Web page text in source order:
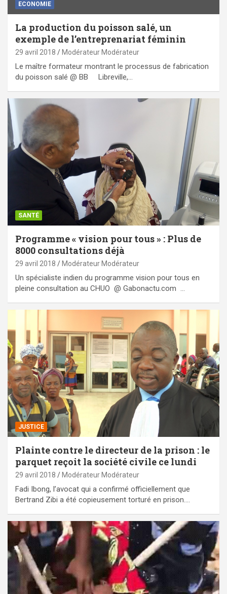
ECONOMIE
La production du poisson salé, un
exemple de l’entreprenariat féminin
29 avril 2018 Modérateur Modérateur
Le maître formateur montrant le processus de fabrication
du poisson salé @ BB Libreville,…
SANTÉ
Programme « vision pour tous » : Plus de
8000 consultations déjà
29 avril 2018 Modérateur Modérateur
Un spécialiste indien du programme vision pour tous en
pleine consultation au CHUO @ Gabonactu.com …
JUSTICE
Plainte contre le directeur de la prison : le
parquet reçoit la société civile ce lundi
29 avril 2018 Modérateur Modérateur
Fadi Ibong, l’avocat qui a confirmé officiellement que
Bertrand Zibi a été copieusement torturé en prison.…